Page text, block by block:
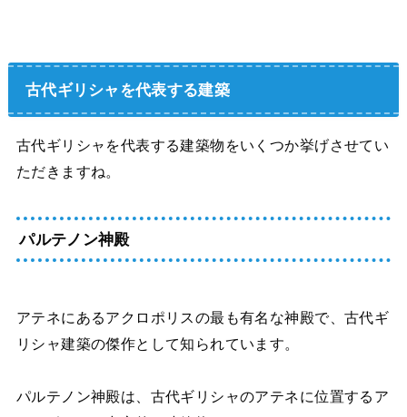
古代ギリシャを代表する建築
古代ギリシャを代表する建築物をいくつか挙げさせてい
ただきますね。
パルテノン神殿
アテネにあるアクロポリスの最も有名な神殿で、古代ギ
リシャ建築の傑作として知られています。
パルテノン神殿は、古代ギリシャのアテネに位置するア